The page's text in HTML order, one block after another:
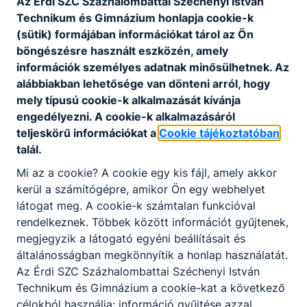
angol nyelv érettségi vizsga ESEMÉNY
2026. május 7.
Időpont: 2026. máj. 7. 7:00
angol nyelv írásbeli érettségi vizsga
történelem érettségi vizsga ESEMÉNY
2026. május 6.
Időpont: 2026. máj. 6. 7:00
Technikum és Gimnázium honlapja cookie-k
(sütik) formájában információkat tárol az Ön
böngészésre használt eszközén, amely
információk személyes adatnak minősülhetnek. Az
alábbiakban lehetősége van dönteni arról, hogy
mely típusú cookie-k alkalmazását kívánja
engedélyezni. A cookie-k alkalmazásáról
teljeskörű információkat a Cookie tájékoztatóban
talál.
Mi az a cookie? A cookie egy kis fájl, amely akkor
kerül a számítógépre, amikor Ön egy webhelyet
látogat meg. A cookie-k számtalan funkcióval
rendelkeznek. Többek között információt gyűjtenek,
megjegyzik a látogató egyéni beállításait és
általánosságban megkönnyítik a honlap használatát.
Az Érdi SZC Százhalombattai Széchenyi István
Technikum és Gimnázium a cookie-kat a következő
célokból használja: információ gyűjtése azzal